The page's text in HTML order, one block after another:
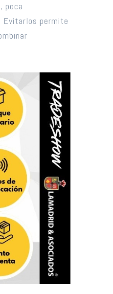
poca
Evitarlos permite